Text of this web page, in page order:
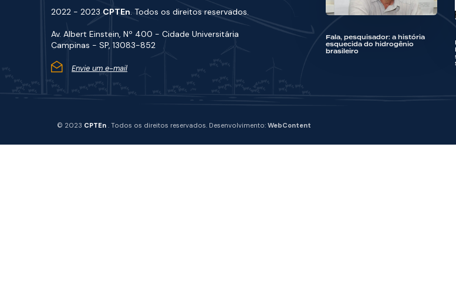
2022 - 2023 CPTEn. Todos os direitos reservados.
Av. Albert Einstein, Nº 400 - Cidade Universitária
Campinas - SP, 13083-852
Envie um e-mail
Fala, pesquisador: a história
esquecida do hidrogênio
brasileiro
© 2023 CPTEn . Todos os direitos reservados. Desenvolvimento: WebContent